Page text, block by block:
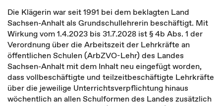
Die Klägerin war seit 1991 bei dem beklagten Land
Sachsen-Anhalt als Grundschullehrerin beschäftigt. Mit
Wirkung vom 1.4.2023 bis 31.7.2028 ist § 4b Abs. 1 der
Verordnung über die Arbeitszeit der Lehrkräfte an
öffentlichen Schulen (ArbZVO-Lehr) des Landes
Sachsen-Anhalt mit dem Inhalt neu eingefügt worden,
dass vollbeschäftigte und teilzeitbeschäftigte Lehrkräfte
über die jeweilige Unterrichtsverpflichtung hinaus
wöchentlich an allen Schulformen des Landes zusätzlich